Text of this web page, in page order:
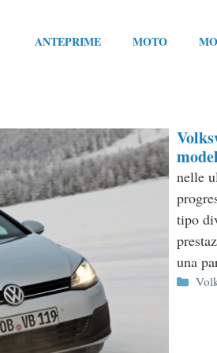
ANTEPRIME MOTO
nelle
tipo
una